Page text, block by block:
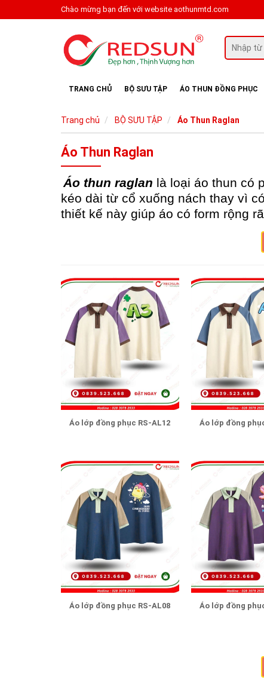
Chào mừng bạn đến với website aothunmtd.com
TRANG CHỦ BỘ SƯU TẬP ÁO THUN ĐỒNG PHỤC
Trang chủ BỘ SƯU TẬP Áo Thun Raglan
Áo Thun Raglan
Áo thun raglan là loại áo thun có
kéo dài từ cổ xuống nách thay vì
thiết kế này giúp áo có form rộng
Áo lớp đồng phục RS-AL12 Áo lớp đồng
Áo lớp đồng phục RS-AL08 Áo lớp đồng